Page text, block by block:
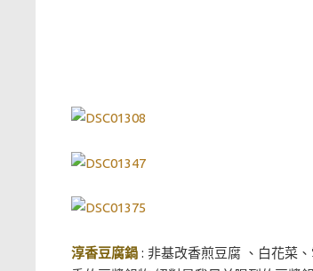
淳香豆腐鍋 : 非基改香煎豆腐 、白花菜